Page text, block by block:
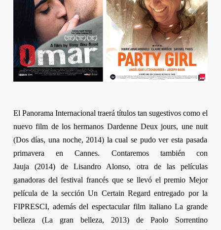
El Panorama Internacional traerá títulos tan sugestivos como el
nuevo film de loshermanos DardenneDeux jours, une nuit
(Dos días, una noche, 2014) la cual se pudo ver esta pasada
primavera en Cannes. Contaremos también con
Jauja (2014) deLisandro Alonso, otra de las películas
ganadoras del festival francés que se llevó el premio Mejor
película de la secciónUn Certain Regard entregado por la
FIPRESCI, además del espectacular film italianoLa grande
belleza (La gran belleza, 2013) dePaolo Sorrentino